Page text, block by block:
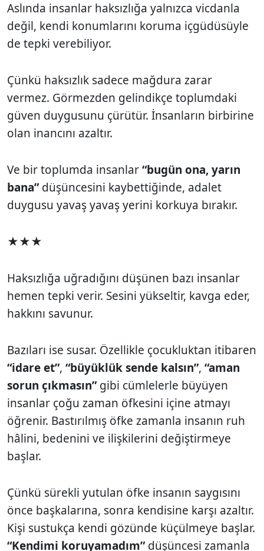
Aslında insanlar haksızlığa yalnızca vicdanla
değil, kendi konumlarını koruma içgüdüsüyle
de tepki verebiliyor.
Çünkü haksızlık sadece mağdura zarar
vermez. Görmezden gelindikçe toplumdaki
güven duygusunu çürütür. İnsanların birbirine
olan inancını azaltır.
Ve bir toplumda insanlar“bugün ona, yarın
bana”düşüncesini kaybettiğinde, adalet
duygusu yavaş yavaş yerini korkuya bırakır.
★★★
Haksızlığa uğradığını düşünen bazı insanlar
hemen tepki verir. Sesini yükseltir, kavga eder,
hakkını savunur.
Bazıları ise susar. Özellikle çocukluktan itibaren
“idare et”, “büyüklük sende kalsın”, “aman
sorun çıkmasın”gibi cümlelerle büyüyen
insanlar çoğu zaman öfkesini içine atmayı
öğrenir. Bastırılmış öfke zamanla insanın ruh
hâlini, bedenini ve ilişkilerini değiştirmeye
başlar.
Çünkü sürekli yutulan öfke insanın saygısını
önce başkalarına, sonra kendisine karşı azaltır.
Kişi sustukça kendi gözünde küçülmeye başlar.
“Kendimi koruyamadım”düşüncesi zamanla